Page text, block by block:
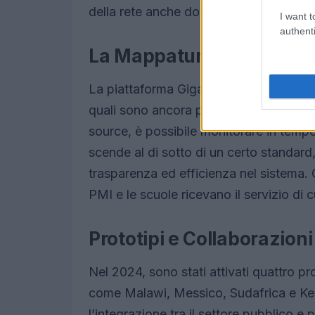
I want
della rete anche dove non è
La Mappatura delle
La piattaforma Giga ha già mappato
quali sono ancora private di accesso
source, è possibile monitorare in
scende al di sotto di un certo
trasparenza ed efficienza nel
PMI e le scuole ricevano il servizio di
Prototipi e
Nel 2024, sono stati attivati quattro
come Malawi, Messico, Sudafrica e